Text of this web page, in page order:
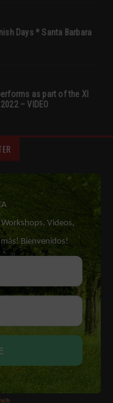
Days * Santa Barbara
as part of the XI
– VIDEO